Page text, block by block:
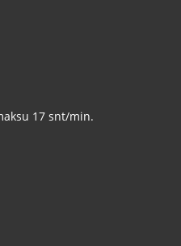
17 snt/min.